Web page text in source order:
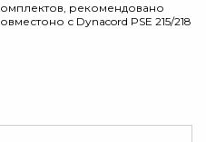
рекомендовано
с Dynacord PSE 215/218